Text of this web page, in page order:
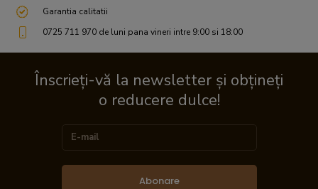
Garantia calitatii
0725 711 970 de luni pana vineri intre 9:00 si 18:00
Înscrieți-vă la newsletter și obțineți
o reducere dulce!
Abonare